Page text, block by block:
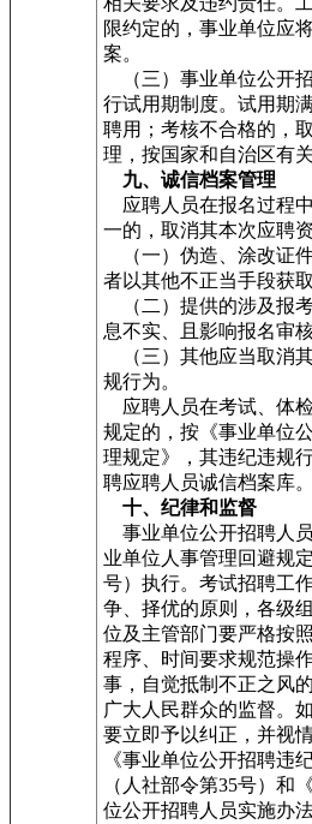
限约定的，事业单位应
案。
（三）事业单位公开
行试用期制度。试用期
聘用；考核不合格的，
理，按国家和自治区有
九、诚信档案管理
应聘人员在报名过程
一的，取消其本次应聘资
（一）伪造、涂改证
者以其他不正当手段获
（二）提供的涉及报
息不实、且影响报名审
（三）其他应当取消
规行为。
应聘人员在考试、体
规定的，按《事业单位
理规定》，其违纪违规
聘应聘人员诚信档案库。
十、纪律和监督
事业单位公开招聘人
业单位人事管理回避规
号）执行。考试招聘工
争、择优的原则，各级
位及主管部门要严格按
程序、时间要求规范操
事，自觉抵制不正之风
广大人民群众的监督。
要立即予以纠正，并视
《事业单位公开招聘违
（人社部令第35号）和
位公开招聘人员实施办